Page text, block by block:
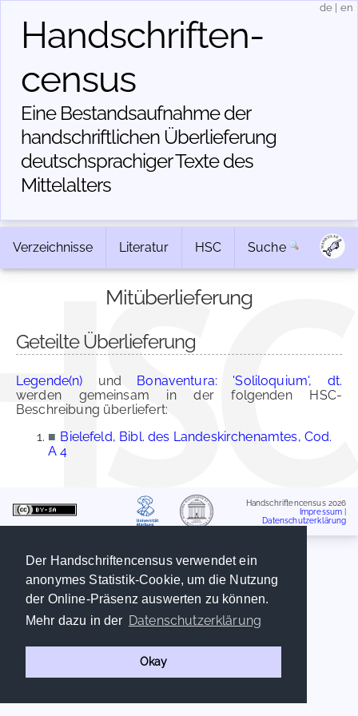
Der Handschriftencensus verwendet ein
anonymes Statistik-Cookie, um die Nutzung
der Online-Präsenz auswerten zu können.
Mehr dazu in der Datenschutzerklärung
Okay
Handschriften­
census
Eine Bestandsaufnahme der
handschriftlichen Über­lieferung
deutschsprachiger Texte des
Mittelalters
de en
Verzeichnisse Literatur HSC Suche
Mitüberlieferung
Geteilte Überlieferung
Legende(n) und Bonaventura: 'Soliloquium', dt.
werden gemeinsam in der folgenden HSC-
Beschreibung überliefert:
■ Bielefeld, Bibl. des Landeskirchenamtes, Cod.
A 4
Handschriftencensus 2026
Impressum
Datenschutzerklärung